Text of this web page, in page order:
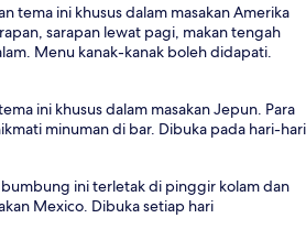
tema ini khusus dalam masakan Amerika
sarapan lewat pagi, makan tengah
Menu kanak-kanak boleh didapati.
ini khusus dalam masakan Jepun. Para
minuman di bar. Dibuka pada hari-hari
bumbung ini terletak di pinggir kolam dan
Mexico. Dibuka setiap hari